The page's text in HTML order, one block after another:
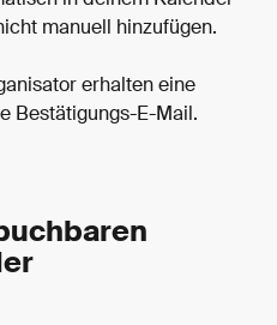
manuell hinzufügen.
erhalten eine
Bestätigungs-E-Mail.